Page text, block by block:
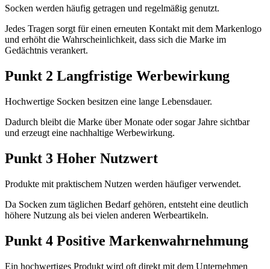
Socken werden häufig getragen und regelmäßig genutzt.
Jedes Tragen sorgt für einen erneuten Kontakt mit dem Markenlogo
und erhöht die Wahrscheinlichkeit, dass sich die Marke im
Gedächtnis verankert.
Punkt 2 Langfristige Werbewirkung
Hochwertige Socken besitzen eine lange Lebensdauer.
Dadurch bleibt die Marke über Monate oder sogar Jahre sichtbar
und erzeugt eine nachhaltige Werbewirkung.
Punkt 3 Hoher Nutzwert
Produkte mit praktischem Nutzen werden häufiger verwendet.
Da Socken zum täglichen Bedarf gehören, entsteht eine deutlich
höhere Nutzung als bei vielen anderen Werbeartikeln.
Punkt 4 Positive Markenwahrnehmung
Ein hochwertiges Produkt wird oft direkt mit dem Unternehmen